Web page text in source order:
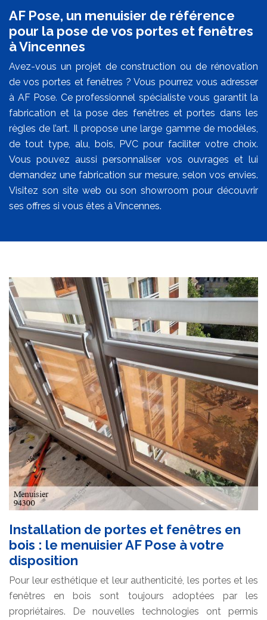
AF Pose, un menuisier de référence
pour la pose de vos portes et fenêtres
à Vincennes
Avez-vous un projet de construction ou de rénovation
de vos portes et fenêtres ? Vous pourrez vous adresser
à AF Pose. Ce professionnel spécialiste vous garantit la
fabrication et la pose des fenêtres et portes dans les
règles de l’art. Il propose une large gamme de modèles,
de tout type, alu, bois, PVC pour faciliter votre choix.
Vous pouvez aussi personnaliser vos ouvrages et lui
demandez une fabrication sur mesure, selon vos envies.
Visitez son site web ou son showroom pour découvrir
ses offres si vous êtes à Vincennes.
Installation de portes et fenêtres en
bois : le menuisier AF Pose à votre
disposition
Pour leur esthétique et leur authenticité, les portes et les
fenêtres en bois sont toujours adoptées par les
propriétaires. De nouvelles technologies ont permis